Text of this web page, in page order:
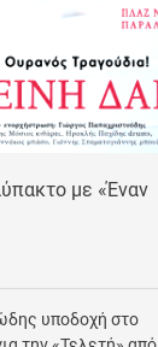
με «Έναν
υποδοχή στο